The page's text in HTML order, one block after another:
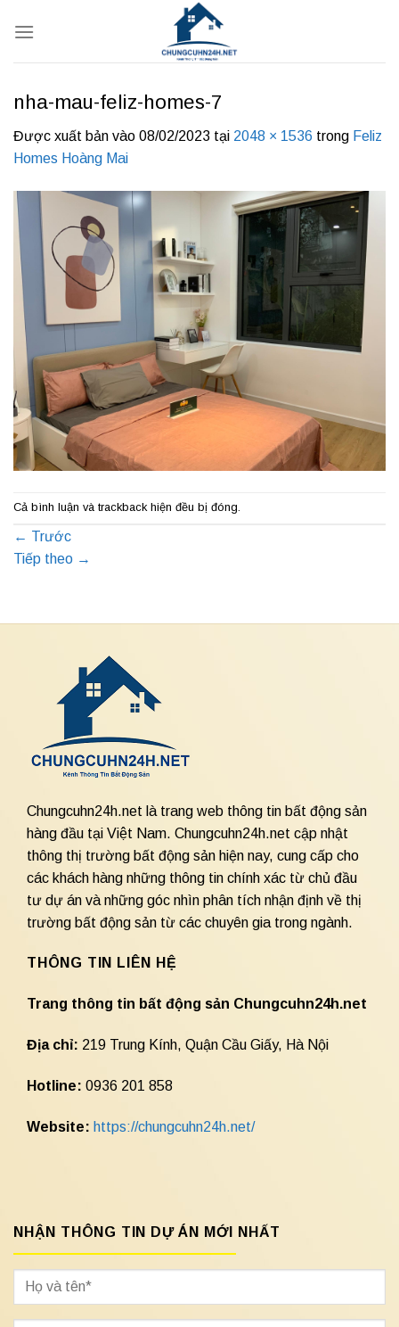
qua
nha-mau-feliz-homes-7
Được xuất bản vào 08/02/2023 tại 2048 × 1536 trong Feliz
Homes Hoàng Mai
Cả bình luận và trackback hiện đều bị đóng.
← Trước
Tiếp theo →
Chungcuhn24h.net là trang web thông tin bất động sản
hàng đầu tại Việt Nam. Chungcuhn24h.net cập nhật
thông thị trường bất động sản hiện nay, cung cấp cho
các khách hàng những thông tin chính xác từ chủ đầu
tư dự án và những góc nhìn phân tích nhận định về thị
trường bất động sản từ các chuyên gia trong ngành.
THÔNG TIN LIÊN HỆ
Trang thông tin bất động sản Chungcuhn24h.net
Địa chỉ: 219 Trung Kính, Quận Cầu Giấy, Hà Nội
Hotline: 0936 201 858
Website: https://chungcuhn24h.net/
NHẬN THÔNG TIN DỰ ÁN MỚI NHẤT